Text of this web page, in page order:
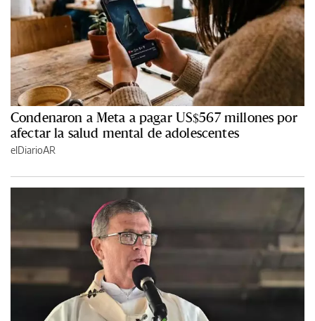
Condenaron a Meta a pagar US$567 millones por
afectar la salud mental de adolescentes
elDiarioAR